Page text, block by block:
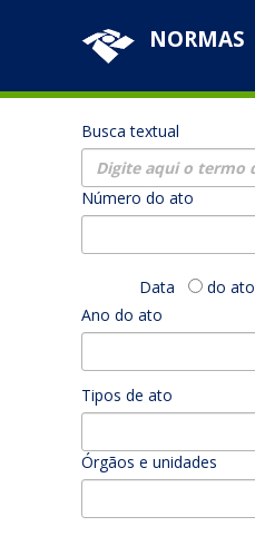
NORMAS
Busca textual
Número do ato
Data do ato
Ano do ato
Tipos de ato
Órgãos e unidades